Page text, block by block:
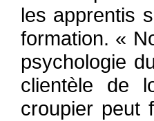
les apprentis
formation. «
psychologie
clientèle de
croupier peut